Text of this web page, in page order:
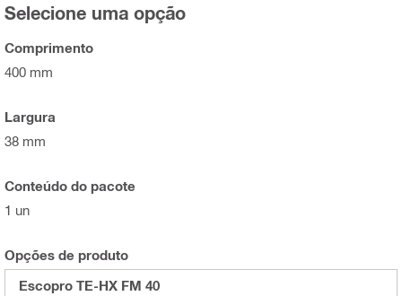
Selecione uma opção
Comprimento
400 mm
Largura
38 mm
Conteúdo do pacote
1 un
Opções de produto
Escopro TE-HX FM 40